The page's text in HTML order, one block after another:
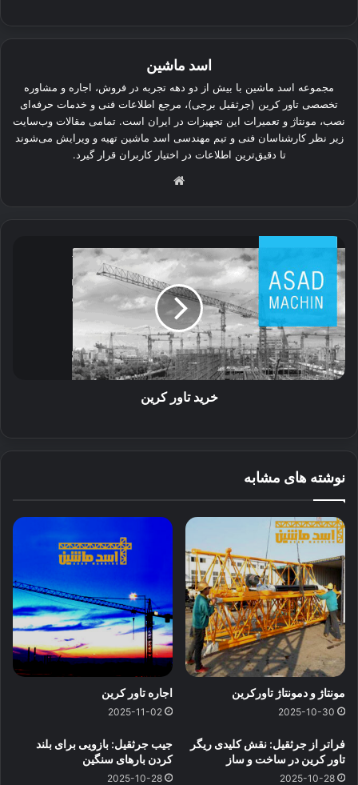
اسد ماشین
مجموعه اسد ماشین با بیش از دو دهه تجربه در فروش، اجاره و مشاوره
تخصصی تاور کرین (جرثقیل برجی)، مرجع اطلاعات فنی و خدمات حرفه‌ای
نصب، مونتاژ و تعمیرات این تجهیزات در ایران است. تمامی مقالات وب‌سایت
زیر نظر کارشناسان فنی و تیم مهندسی اسد ماشین تهیه و ویرایش می‌شوند
تا دقیق‌ترین اطلاعات در اختیار کاربران قرار گیرد.
تاور
کرین
خرید تاور کرین
نوشته های مشابه
مونتاژ و دمونتاژ تاورکرین
2025-10-30
اجاره تاور کرین
2025-11-02
فراتر از جرثقیل: نقش کلیدی ریگر
تاور کرین در ساخت و ساز
2025-10-28
جیب جرثقیل: بازویی برای بلند
کردن بارهای سنگین
2025-10-28